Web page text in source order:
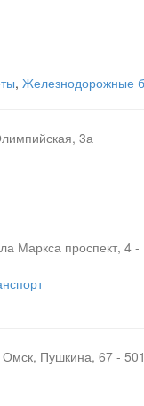
, Железнодорожные
3а
Маркса проспект, 4 -
Омск, Пушкина, 67 -